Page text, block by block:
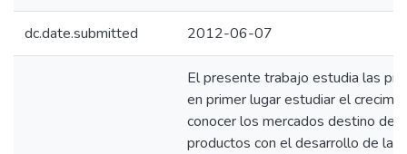
dc.date.submitted 2012-06-07
El presente trabajo estudia las
en primer lugar estudiar el
conocer los mercados destino de
productos con el desarrollo de las